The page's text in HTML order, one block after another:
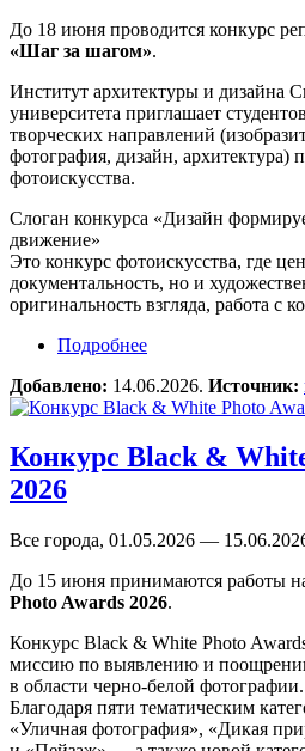
До 18 июня проводится конкурс
«Шаг за шагом».
Институт архитектуры и дизайна
университета приглашает
творческих направлений
фотография, дизайн, архитектура)
фотоискусства.
Слоган конкурса «Дизайн
движение»
Это конкурс фотоискусства, где
документальность, но и
оригинальность взгляда, работа с
Подробнее
Добавлено: 14.06.2026. Источник:
Конкурс Black &
2026
Все города, 01.05.2026 —
До 15 июня принимаются работы
Photo Awards 2026.
Конкурс Black & White Photo
миссию по выявлению и
в области черно-белой фотографии.
Благодаря пяти тематическим
«Уличная фотография», «Дикая